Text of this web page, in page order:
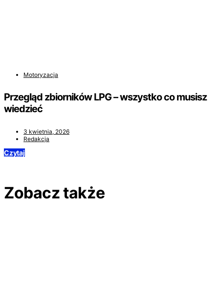
Motoryzacja
Przegląd zbiorników LPG – wszystko co musisz
wiedzieć
3 kwietnia, 2026
Redakcja
Czytaj
Zobacz także